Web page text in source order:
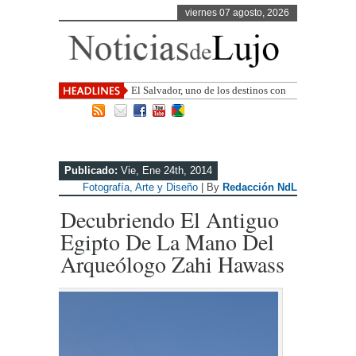
viernes 07 agosto, 2026
El Salvador, uno de los destinos con
mayor proyección de Centroamérica
Publicado: Vie, Ene 24th, 2014
Fotografía, Arte y Diseño | By Redacción NdL
Decubriendo El Antiguo
Egipto De La Mano Del
Arqueólogo Zahi Hawass